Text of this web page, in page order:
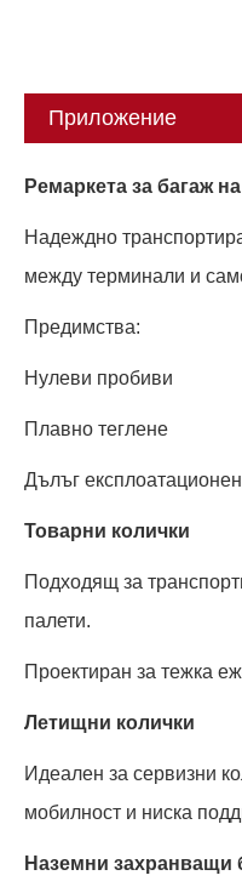
Приложение
Ремаркета за багаж
Надеждно
между терминали и
Предимства:
Нулеви пробиви
Плавно теглене
Дълъг
Товарни колички
Подходящ за
палети.
Проектиран за тежка
Летищни колички
Идеален за сервизни
мобилност и ниска
Наземни захранващи